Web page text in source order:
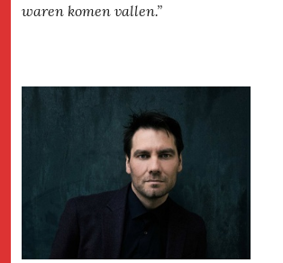
waren komen vallen.”